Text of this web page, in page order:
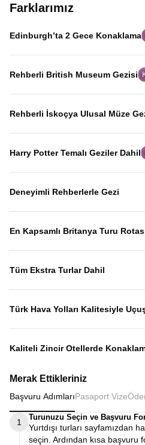
Farklarımız
Edinburgh’ta 2 Gece Konaklama
Birçok turda hızlıca geçilen
konaklayarak şehri aceleye
gerçekten hissederek
Rehberli British Museum Gezisi
Alanında uzman rehber
yapılan bu özel gezide, birçok
Museum’u eserlerin
Rehberli İskoçya Ulusal Müze
Uzman rehber anlatımı ve
ünlü kopya koyun Dolly dahil
bilim ve tarih mirasını net
Harry Potter Temalı Geziler Dahil
Harry Potter’a ilham veren
Greyfriars Kirkyard ve Oxford
Deneyimli Rehberlerle Gezi
Yıllardır bu tur rotasını birebir
rehberler eşliğinde gezerek;
En Kapsamlı Britanya Turu
İngiltere, İskoçya, Galler ve
kapsayan bu özenle planlanmış
Tüm Ekstra Turlar Dahil
Yola çıktığınızda sürpriz
Ekstra tur ücreti alınmaz;
Türk Hava Yolları Kalitesiyle
Dünyanın en iyi
Yolları’nın konforu ve hizmet
Kaliteli Zincir Otellerde
kalınırken, Avrupa Rüyası’nda
otellerde konaklayarak
Merak Ettikleriniz
Başvuru AdımlarıPasaport Vize
1
Turunuzu Seçin ve Başvuru
Yurtdışı turları sayfamızdan
seçin. Ardından kısa başvuru